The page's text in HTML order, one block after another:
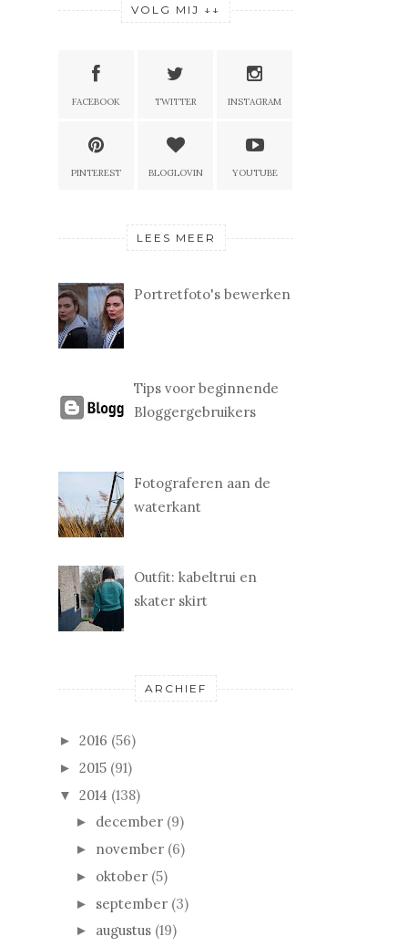
VOLG MIJ ↓↓
FACEBOOK TWITTER INSTAGRAM
PINTEREST BLOGLOVIN YOUTUBE
LEES MEER
Portretfoto's bewerken
Tips voor beginnende
Bloggergebruikers
Fotograferen aan de
waterkant
Outfit: kabeltrui en
skater skirt
ARCHIEF
► 2016 (56)
► 2015 (91)
▼ 2014 (138)
► december (9)
► november (6)
► oktober (5)
► september (3)
► augustus (19)